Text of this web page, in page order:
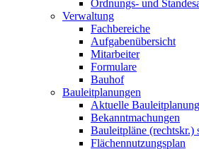
Ordnungs- und
Verwaltung
Fachbereiche
Aufgabenübersicht
Mitarbeiter
Formulare
Bauhof
Bauleitplanungen
Aktuelle
Bekanntmachungen
Bauleitpläne (rechtskr.)
Flächennutzungsplan